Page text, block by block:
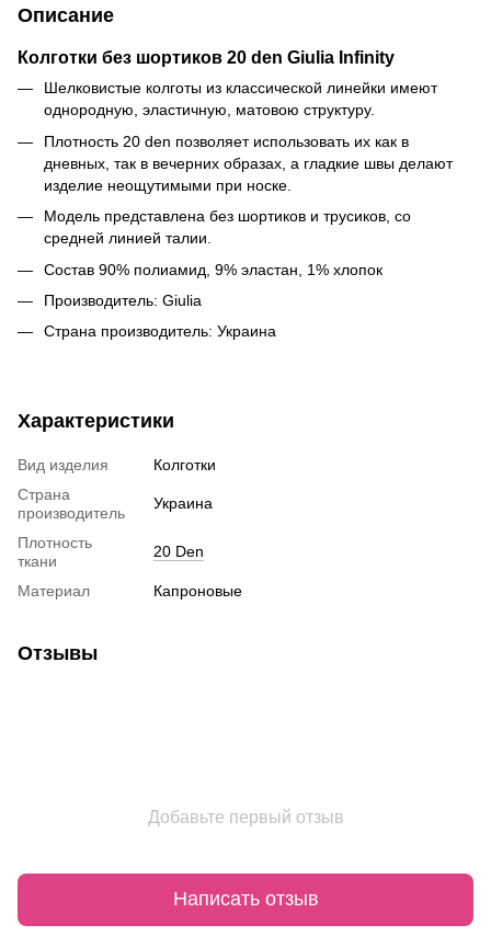
Описание
Колготки без шортиков 20 den Giulia Infinity
Шелковистые колготы из классической линейки имеют
однородную, эластичную, матовою структуру.
Плотность 20 den позволяет использовать их как в
дневных, так в вечерних образах, а гладкие швы делают
изделие неощутимыми при носке.
Модель представлена без шортиков и трусиков, со
средней линией талии.
Состав 90% полиамид, 9% эластан, 1% хлопок
Производитель: Giulia
Страна производитель: Украина
Характеристики
Вид изделия
Колготки
Страна
производитель
Украина
Плотность
ткани
20 Den
Материал Капроновые
Отзывы
Добавьте первый отзыв
Написать отзыв